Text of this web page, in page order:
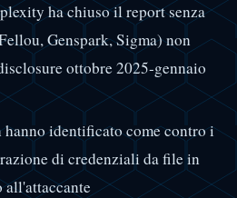
ha chiuso il report senza
Genspark, Sigma) non
ottobre 2025-gennaio
identificato come contro i
di credenziali da file in
all'attaccante